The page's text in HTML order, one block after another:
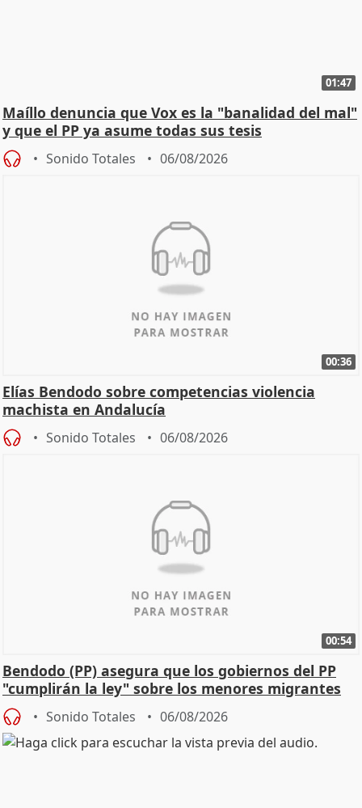
01:47
Maíllo denuncia que Vox es la "banalidad del mal"
y que el PP ya asume todas sus tesis
Sonido Totales 06/08/2026
00:36
Elías Bendodo sobre competencias violencia
machista en Andalucía
Sonido Totales 06/08/2026
00:54
Bendodo (PP) asegura que los gobiernos del PP
"cumplirán la ley" sobre los menores migrantes
Sonido Totales 06/08/2026